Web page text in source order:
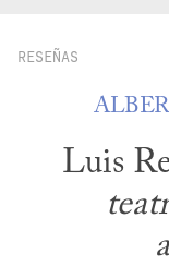
RESEÑAS
Luis